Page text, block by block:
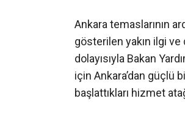
Ankara temaslarının
gösterilen yakın ilgi
dolayısıyla Bakan
için Ankara’dan güçlü
başlattıkları hizmet